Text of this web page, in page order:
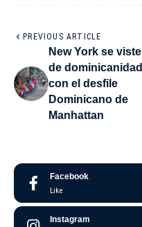
PREVIOUS ARTICLE
New York se viste
de dominicanidad
con el desfile
Dominicano de
Manhattan
Facebook
Like
Instagram